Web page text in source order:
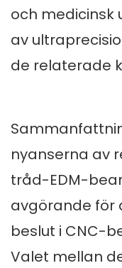
och medicinsk
av
de relaterade
nyanserna av
tråd-EDM-
avgörande
beslut i CNC-
Valet mellan